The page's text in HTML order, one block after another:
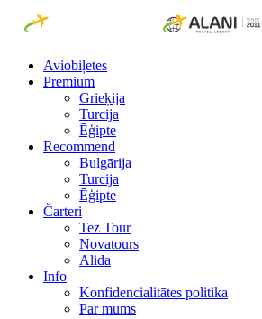
Aviobiļetes
Premium
Grieķija
Turcija
Ēģipte
Recommend
Bulgārija
Turcija
Ēģipte
Čarteri
Tez Tour
Novatours
Alida
Info
Konfidencialitātes politika
Par mums